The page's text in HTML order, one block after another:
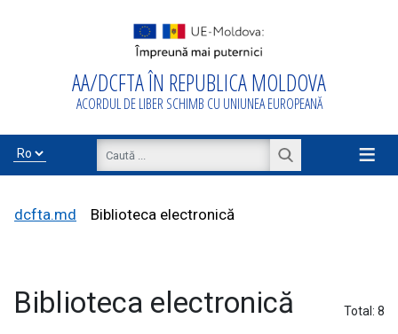
AA/DCFTA ÎN REPUBLICA MOLDOVA
ACORDUL DE LIBER SCHIMB CU UNIUNEA EUROPEANĂ
≡
Export/Import
dcfta.md Biblioteca electronică
Biblioteca electronică Total: 8